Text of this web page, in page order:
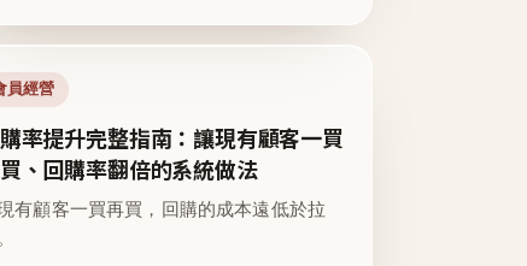
員經營
率提升完整指南：讓現有顧客一買
、回購率翻倍的系統做法
有顧客一買再買，回購的成本遠低於拉